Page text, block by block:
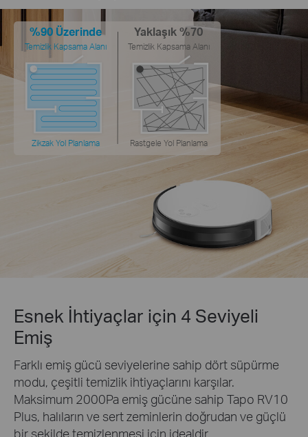
%90 Üzerinde
Temizlik Kapsama Alanı
Zikzak Yol Planlama
Yaklaşık %70
Temizlik Kapsama Alanı
Rastgele Yol Planlama
Esnek İhtiyaçlar için 4 Seviyeli
Emiş
Farklı emiş gücü seviyelerine sahip dört süpürme
modu, çeşitli temizlik ihtiyaçlarını karşılar.
Maksimum 2000Pa emiş gücüne sahip Tapo RV10
Plus, halıların ve sert zeminlerin doğrudan ve güçlü
bir şekilde temizlenmesi için idealdir.